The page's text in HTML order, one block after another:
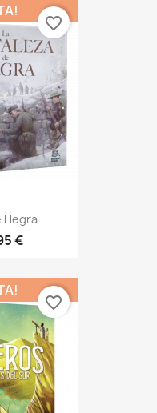
Hegra
€
favorite_border
favorite_border